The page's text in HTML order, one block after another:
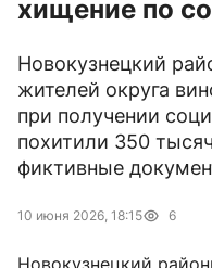
хищение по
Новокузнецкий
жителей округа
при получении
похитили 350
фиктивные
10 июня 2026, 18:15 6